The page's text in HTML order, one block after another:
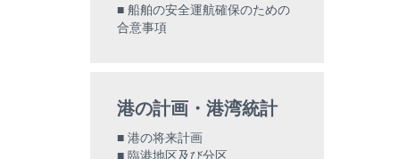
船舶の安全運航確保のための
合意事項
港の計画・港湾統計
港の将来計画
臨港地区及び分区